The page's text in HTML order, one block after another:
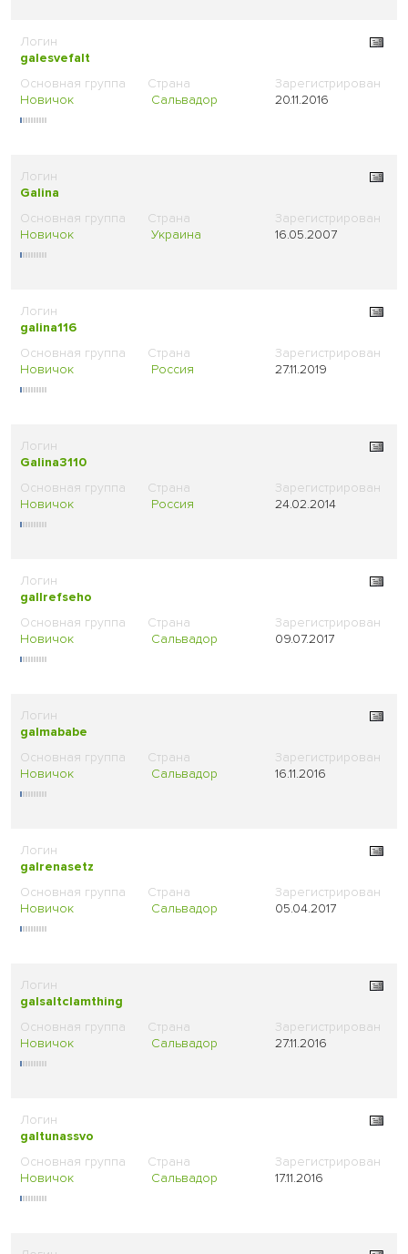
galesvefalt
Новичок Сальвадор 20.11.2016
Galina
Новичок Украина 16.05.2007
galina116
Новичок Россия 27.11.2019
Galina3110
Новичок Россия 24.02.2014
gallrefseho
Новичок Сальвадор 09.07.2017
galmababe
Новичок Сальвадор 16.11.2016
galrenasetz
Новичок Сальвадор 05.04.2017
galsaltclamthing
Новичок Сальвадор 27.11.2016
galtunassvo
Новичок Сальвадор 17.11.2016